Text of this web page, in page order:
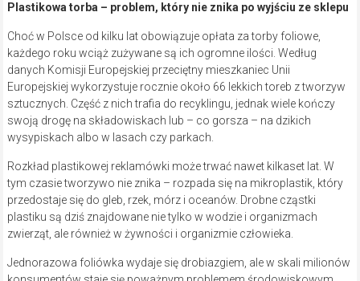
Plastikowa torba – problem, który nie znika po wyjściu ze sklepu
Choć w Polsce od kilku lat obowiązuje opłata za torby foliowe,
każdego roku wciąż zużywane są ich ogromne ilości. Według
danych Komisji Europejskiej przeciętny mieszkaniec Unii
Europejskiej wykorzystuje rocznie około 66 lekkich toreb z tworzyw
sztucznych. Część z nich trafia do recyklingu, jednak wiele kończy
swoją drogę na składowiskach lub – co gorsza – na dzikich
wysypiskach albo w lasach czy parkach.
Rozkład plastikowej reklamówki może trwać nawet kilkaset lat. W
tym czasie tworzywo nie znika – rozpada się na mikroplastik, który
przedostaje się do gleb, rzek, mórz i oceanów. Drobne cząstki
plastiku są dziś znajdowane nie tylko w wodzie i organizmach
zwierząt, ale również w żywności i organizmie człowieka.
Jednorazowa foliówka wydaje się drobiazgiem, ale w skali milionów